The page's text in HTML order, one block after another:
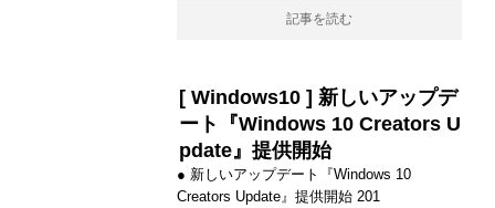
記事を読む
[ Windows10 ] 新しいアップデ
ート『Windows 10 Creators U
pdate』提供開始
● 新しいアップデート『Windows 10
Creators Update』提供開始 201